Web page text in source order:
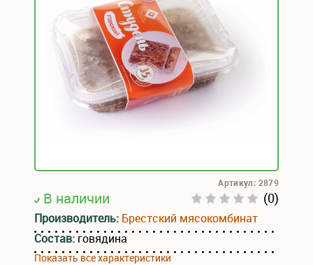
В наличии (0)
Артикул: 2879
Производитель: Брестский мясокомбинат
Состав: говядина
Показать все характеристики